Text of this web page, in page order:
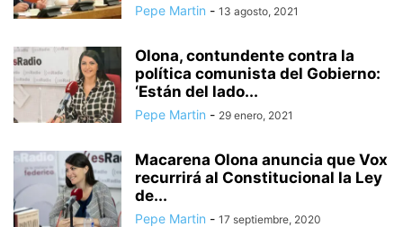
Pepe Martin - 13 agosto, 2021
Olona, contundente contra la
política comunista del Gobierno:
‘Están del lado...
Pepe Martin - 29 enero, 2021
Macarena Olona anuncia que Vox
recurrirá al Constitucional la Ley
de...
Pepe Martin - 17 septiembre, 2020